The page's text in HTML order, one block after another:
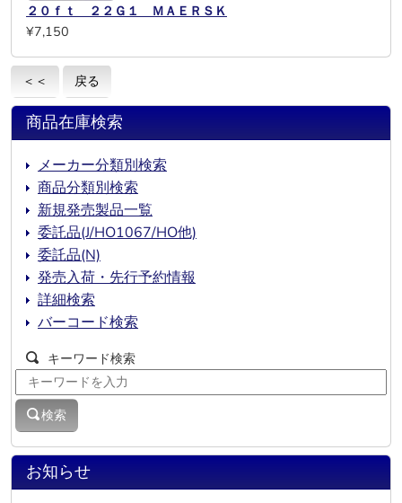
２０ｆｔ ２２Ｇ１ ＭＡＥＲＳＫ
¥7,150
＜＜ 戻る
お知らせ
商品在庫検索
メーカー分類別検索
商品分類別検索
新規発売製品一覧
委託品(J/HO1067/HO他)
委託品(N)
発売入荷・先行予約情報
詳細検索
バーコード検索
キーワード検索
検索